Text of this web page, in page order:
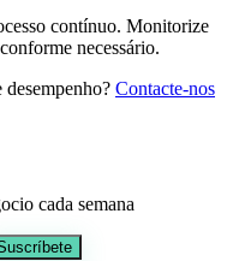
contínuo. Monitorize
necessário.
Contacte-nos
cada semana